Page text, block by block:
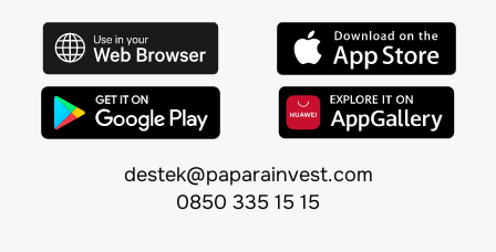
destek@paparainvest.com
0850 335 15 15